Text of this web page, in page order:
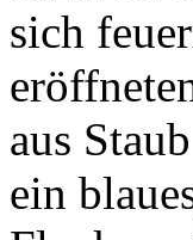
sich
aus
ein